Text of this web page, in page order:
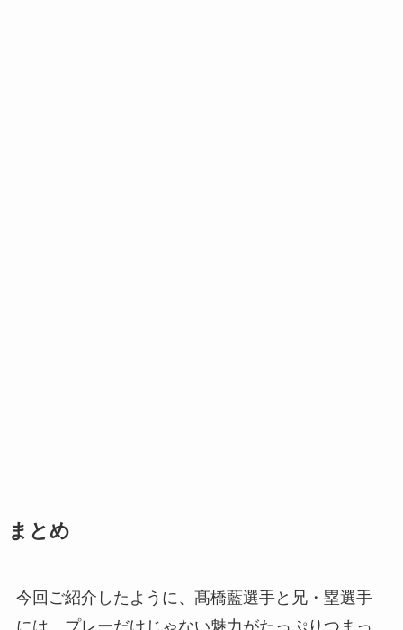
まとめ
今回ご紹介したように、髙橋藍選手と兄・塁選手
には、プレーだけじゃない魅力がたっぷりつまっ